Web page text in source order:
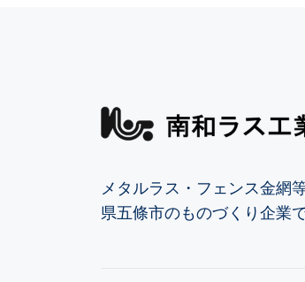
メタルラス・フェンス金網
県五條市のものづくり企業で